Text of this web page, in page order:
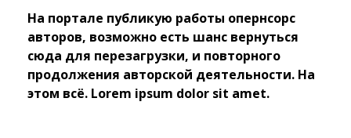
На портале публикую работы опернсорс
авторов, возможно есть шанс вернуться
сюда для перезагрузки, и повторного
продолжения авторской деятельности. На
этом всё. Lorem ipsum dolor sit amet.